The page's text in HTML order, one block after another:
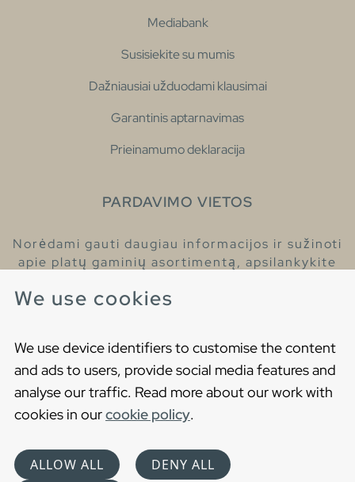
We use cookies
We use device identifiers to customise the content
and ads to users, provide social media features and
analyse our traffic. Read more about our work with
cookies in ourcookie policy.
ALLOW ALL DENY ALL
Mediabank
Susisiekite su mumis
Dažniausiai užduodami klausimai
Garantinis aptarnavimas
Prieinamumo deklaracija
PARDAVIMO VIETOS
Norėdami gauti daugiau informacijos ir sužinoti
apie platų gaminių asortimentą, apsilankykite
Cookies
Privatumo politika